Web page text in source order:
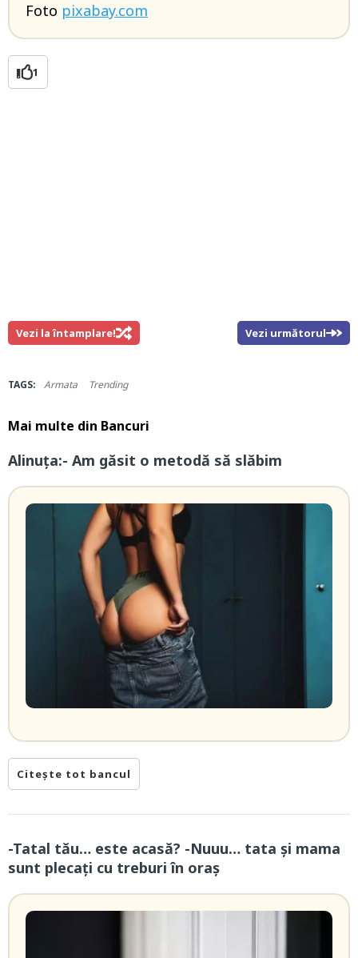
Foto pixabay.com
1
Vezi la întamplare! Vezi următorul
TAGS: Armata Trending
Mai multe din Bancuri
Alinuța:- Am găsit o metodă să slăbim
Citește tot bancul
-Tatal tău… este acasă? -Nuuu… tata și mama
sunt plecați cu treburi în oraș